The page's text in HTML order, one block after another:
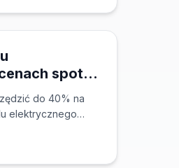
spot w
do 40% na
elektrycznego
ładować i jak